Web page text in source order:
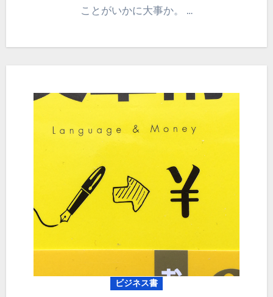
ことがいかに大事か。 …
ビジネス書